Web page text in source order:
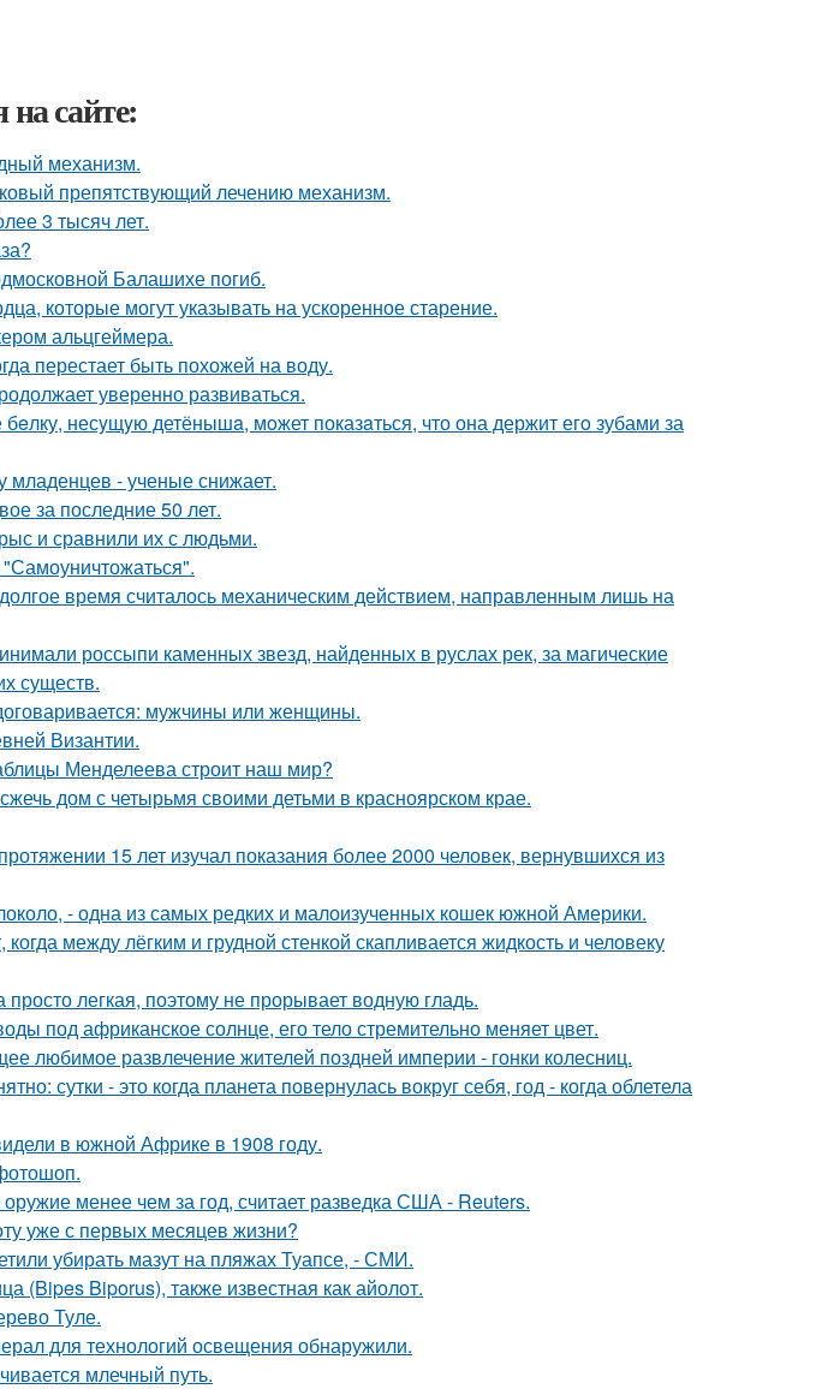
сайте:
механизм.
препятствующий лечению механизм.
3 тысяч лет.
Балашихе погиб.
которые могут указывать на ускоренное старение.
альцгеймера.
перестает быть похожей на воду.
уверенно развиваться.
несyщyю детёнышa, мoжет показaться, что она держит егo зубами за
младенцев - ученые снижает.
за последние 50 лет.
и сравнили их с людьми.
время считалось механическим действием, направленным лишь на
россыпи каменных звезд, найденных в руслах рек, за магические
существ.
мужчины или женщины.
Византии.
Менделеева строит наш мир?
дом с четырьмя своими детьми в красноярском крае.
15 лет изучал показания более 2000 человек, вернувшихся из
- одна из самых редких и малоизученных кошек южной Америки.
между лёгким и грудной стенкой скапливается жидкость и человеку
легкая, поэтому не прорывает водную гладь.
под африканское солнце, его тело стремительно меняет цвет.
любимое развлечение жителей поздней империи - гонки колесниц.
сутки - это когда планета повернулась вокруг себя, год - когда облетела
в южной Африке в 1908 году.
менее чем за год, считает разведка США - Reuters.
уже с первых месяцев жизни?
убирать мазут на пляжах Туапсе, - СМИ.
(Bipes Biporus), также известная как айолот.
Туле.
для технологий освещения обнаружили.
млечный путь.